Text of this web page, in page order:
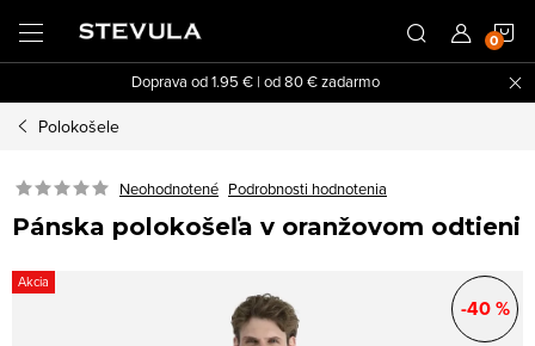
obsah
Doprava od 1.95 € | od 80 € zadarmo
Polokošele
Neohodnotené Podrobnosti hodnotenia
Pánska polokošeľa v oranžovom odtieni
Akcia
-40 %